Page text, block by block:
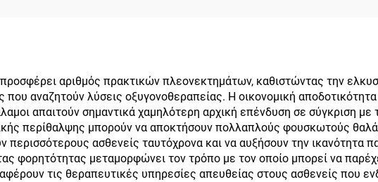
αριθμός πρακτικών πλεονεκτημάτων, καθιστώντας την
που αναζητούν λύσεις οξυγονοθεραπείας. Η οικονομική
απαιτούν σημαντικά χαμηλότερη αρχική επένδυση σε σύγκριση
περίθαλψης μπορούν να αποκτήσουν πολλαπλούς φουσκωτούς
περισσότερους ασθενείς ταυτόχρονα και να αυξήσουν την ικανότητα
φορητότητας μεταμορφώνει τον τρόπο με τον οποίο μπορεί να
τις θεραπευτικές υπηρεσίες απευθείας στους ασθενείς που